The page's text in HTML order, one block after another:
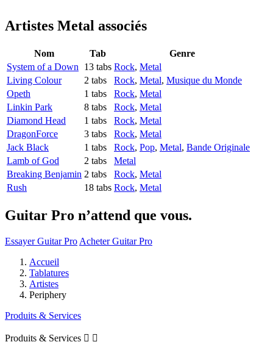
Artistes Metal associés
Nom Tab
Genre
System of a Down
13 tabs Rock, Metal
Living Colour
2 tabs Rock, Metal, Musique du Monde
Opeth
1 tabs Rock, Metal
Linkin Park
8 tabs Rock, Metal
Diamond Head
1 tabs Rock, Metal
DragonForce
3 tabs Rock, Metal
Jack Black
1 tabs Rock, Pop, Metal, Bande Originale
Lamb of God
2 tabs
Metal
Breaking Benjamin 2 tabs Rock, Metal
Rush
18 tabs Rock, Metal
Guitar Pro n’attend que vous.
Essayer Guitar Pro Acheter Guitar Pro
Accueil
Tablatures
Artistes
Periphery
Produits & Services
Produits & Services  